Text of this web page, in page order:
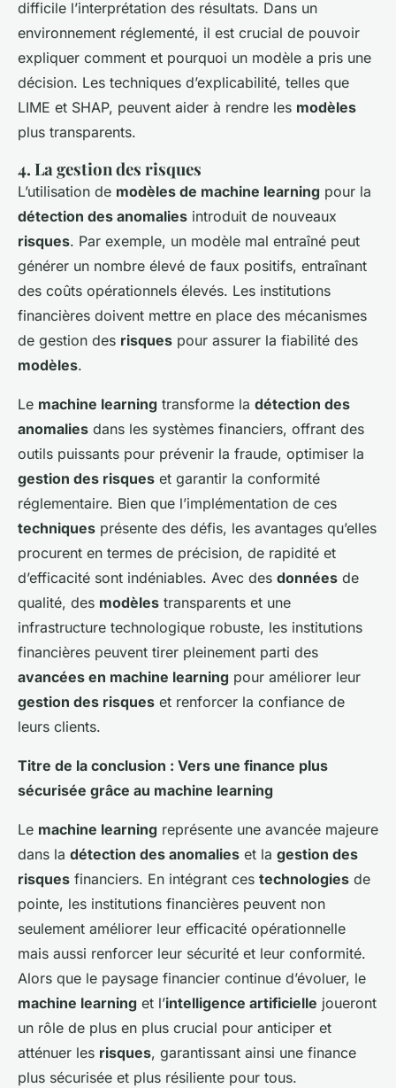
difficile l’interprétation des résultats. Dans un
environnement réglementé, il est crucial de pouvoir
expliquer comment et pourquoi un modèle a pris une
décision. Les techniques d’explicabilité, telles que
LIME et SHAP, peuvent aider à rendre les modèles
plus transparents.
4. La gestion des risques
L’utilisation de modèles de machine learning pour la
détection des anomalies introduit de nouveaux
risques. Par exemple, un modèle mal entraîné peut
générer un nombre élevé de faux positifs, entraînant
des coûts opérationnels élevés. Les institutions
financières doivent mettre en place des mécanismes
de gestion des risques pour assurer la fiabilité des
modèles.
Le machine learning transforme la détection des
anomalies dans les systèmes financiers, offrant des
outils puissants pour prévenir la fraude, optimiser la
gestion des risques et garantir la conformité
réglementaire. Bien que l’implémentation de ces
techniques présente des défis, les avantages qu’elles
procurent en termes de précision, de rapidité et
d’efficacité sont indéniables. Avec des données de
qualité, des modèles transparents et une
infrastructure technologique robuste, les institutions
financières peuvent tirer pleinement parti des
avancées en machine learning pour améliorer leur
gestion des risques et renforcer la confiance de
leurs clients.
Titre de la conclusion : Vers une finance plus
sécurisée grâce au machine learning
Le machine learning représente une avancée majeure
dans la détection des anomalies et la gestion des
risques financiers. En intégrant ces technologies de
pointe, les institutions financières peuvent non
seulement améliorer leur efficacité opérationnelle
mais aussi renforcer leur sécurité et leur conformité.
Alors que le paysage financier continue d’évoluer, le
machine learning et l’intelligence artificielle joueront
un rôle de plus en plus crucial pour anticiper et
atténuer les risques, garantissant ainsi une finance
plus sécurisée et plus résiliente pour tous.